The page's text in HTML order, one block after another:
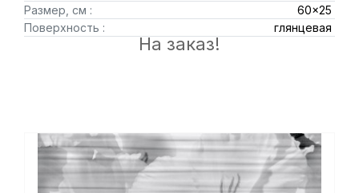
Размер, см :
60x25
Поверхность :
глянцевая
На заказ!